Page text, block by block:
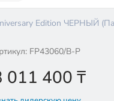
Edition ЧЕРНЫЙ
FP43060/B-P
011 400 ₸